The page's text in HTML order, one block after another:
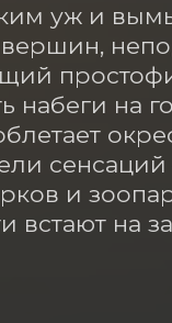
уж и
набеги на
и
на